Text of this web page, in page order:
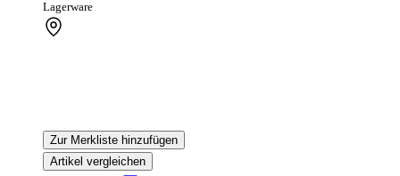
Lagerware
Zur Merkliste hinzufügen
Artikel vergleichen